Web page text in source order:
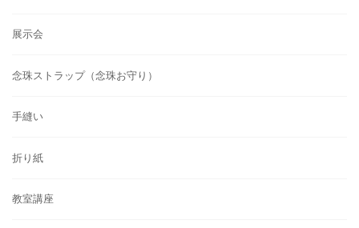
展示会
念珠ストラップ（念珠お守り）
手縫い
折り紙
教室講座